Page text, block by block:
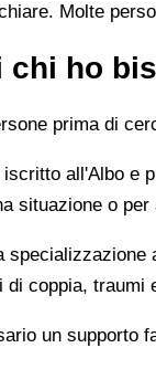
Molte
chi ho
prima di
all'Albo e
situazione o
coppia, traumi
un supporto